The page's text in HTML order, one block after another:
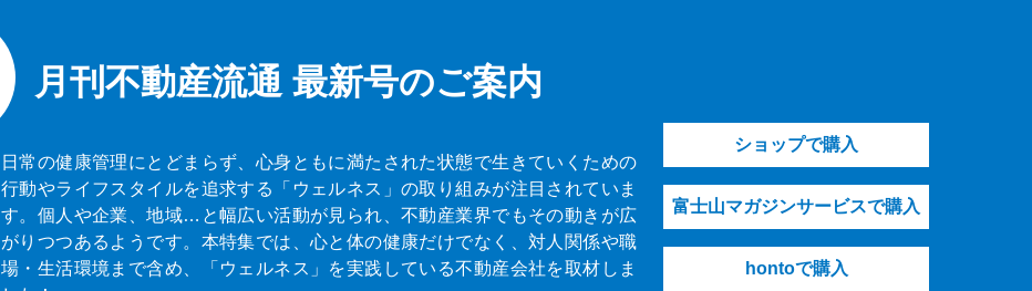
月刊不動産流通 最新号のご案内
日常の健康管理にとどまらず、心身ともに満たされた状態で生きていくための
行動やライフスタイルを追求する「ウェルネス」の取り組みが注目されていま
す。個人や企業、地域…と幅広い活動が見られ、不動産業界でもその動きが広
がりつつあるようです。本特集では、心と体の健康だけでなく、対人関係や職
場・生活環境まで含め、「ウェルネス」を実践している不動産会社を取材しま
ショップで購入
富士山マガジンサービスで購入
hontoで購入